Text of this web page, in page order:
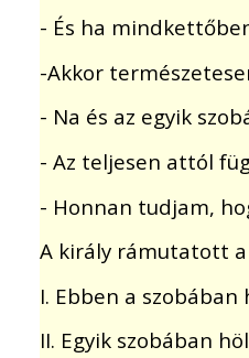
- És ha
-Akkor
- Na és az egyik
- Az teljesen attól
- Honnan tudjam,
A király rámutatott
I. Ebben a
II. Egyik szobában